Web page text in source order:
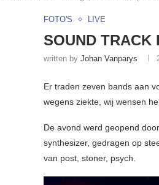
FOTO'S LIVE
SOUND TRACK
written by Johan Vanparys
Er traden zeven bands aan
wegens ziekte, wij wensen
De avond werd geopend
synthesizer, gedragen op
van post, stoner, psych.